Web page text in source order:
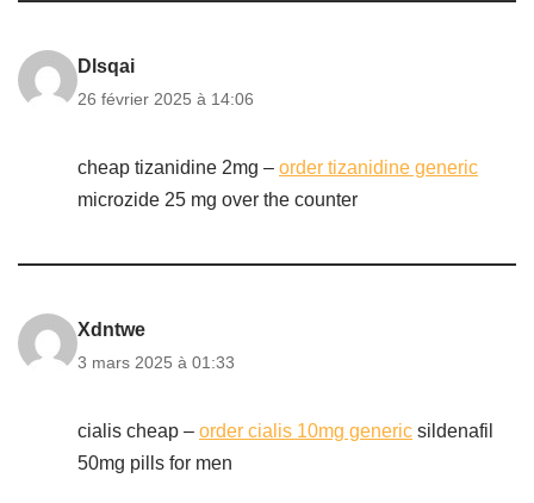
Dlsqai
26 février 2025 à 14:06
cheap tizanidine 2mg – order tizanidine generic
microzide 25 mg over the counter
Xdntwe
3 mars 2025 à 01:33
cialis cheap – order cialis 10mg generic sildenafil
50mg pills for men